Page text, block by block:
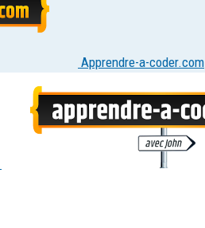
Apprendre-a-coder.com